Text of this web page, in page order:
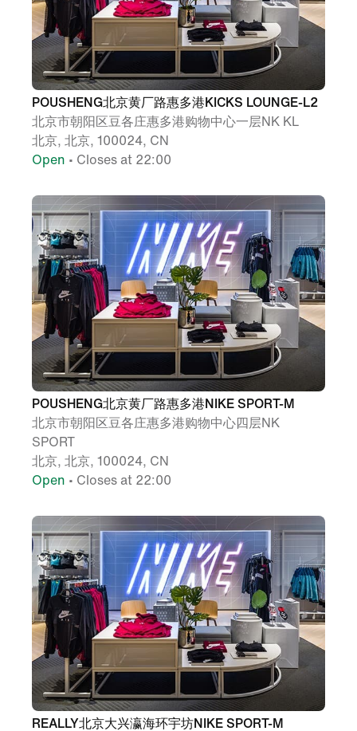
POUSHENG北京黄厂路惠多港KICKS LOUNGE-L2
北京市朝阳区豆各庄惠多港购物中心一层NK KL
北京, 北京, 100024, CN
Open • Closes at 22:00
POUSHENG北京黄厂路惠多港NIKE SPORT-M
北京市朝阳区豆各庄惠多港购物中心四层NK
SPORT
北京, 北京, 100024, CN
Open • Closes at 22:00
REALLY北京大兴瀛海环宇坊NIKE SPORT-M